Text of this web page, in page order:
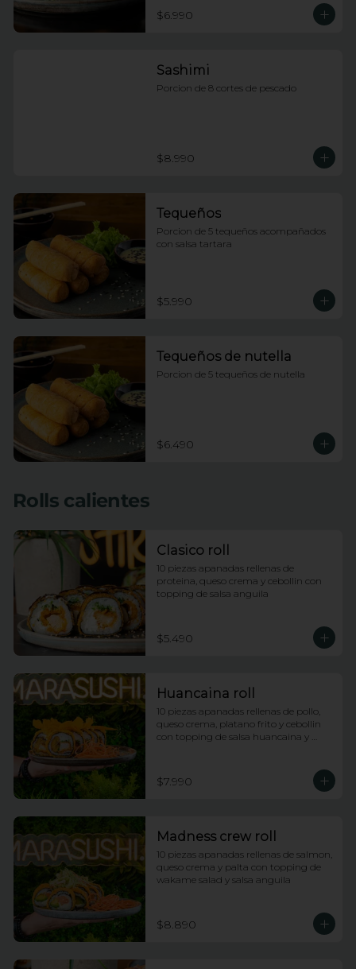
$6.990
Sashimi
Porcion de 8 cortes de pescado
$8.990
Tequeños
Porcion de 5 tequeños acompañados
con salsa tartara
$5.990
Tequeños de nutella
Porcion de 5 tequeños de nutella
$6.490
Rolls calientes
Clasico roll
10 piezas apanadas rellenas de
proteina, queso crema y cebollin con
topping de salsa anguila
$5.490
Huancaina roll
10 piezas apanadas rellenas de pollo,
queso crema, platano frito y cebollin
con topping de salsa huancaina y
$7.990
Madness crew roll
10 piezas apanadas rellenas de salmon,
queso crema y palta con topping de
wakame salad y salsa anguila
$8.890